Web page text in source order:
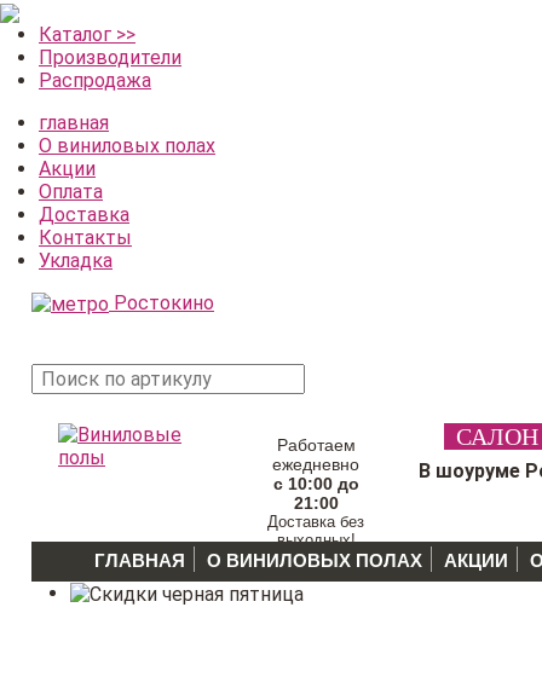
Каталог >>
Производители
Распродажа
главная
О виниловых полах
Акции
Оплата
Доставка
Контакты
Укладка
Ростокино
Работаем
ежедневно
с 10:00 до
21:00
Доставка без
выходных!
В шоуруме
ГЛАВНАЯ О ВИНИЛОВЫХ ПОЛАХ АКЦИИ